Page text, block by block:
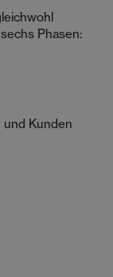
Phasen:
Kunden